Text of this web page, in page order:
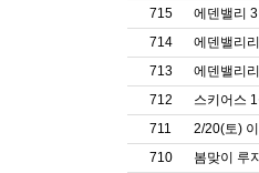
715
에덴밸리
714
에덴밸리
713
에덴밸리
712
스키어스
711
2/20(토)
710
봄맞이 루